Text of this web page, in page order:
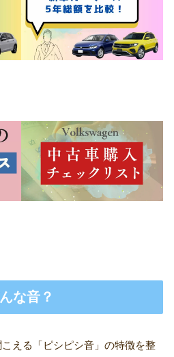
な音？
える「ピシピシ音」の特徴を整